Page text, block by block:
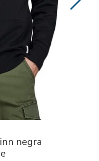
negra